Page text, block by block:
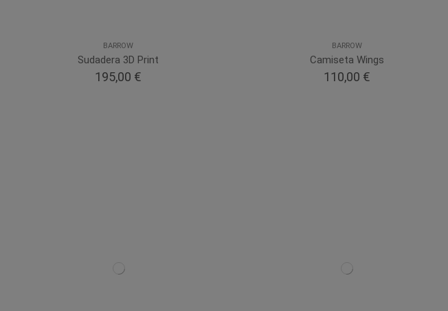
BARROW
Sudadera 3D Print
195,00 €
BARROW
Camiseta Wings
110,00 €